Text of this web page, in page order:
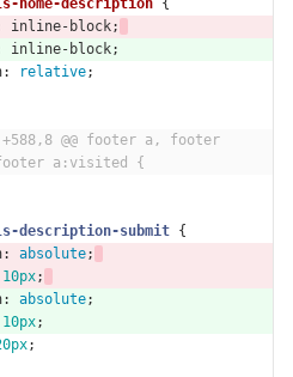
home-description {
inline-block;
inline-block;
: relative;
+588,8 @@ footer a, footer
a:visited {
description-submit {
: absolute;
10px;
: absolute;
10px;
;